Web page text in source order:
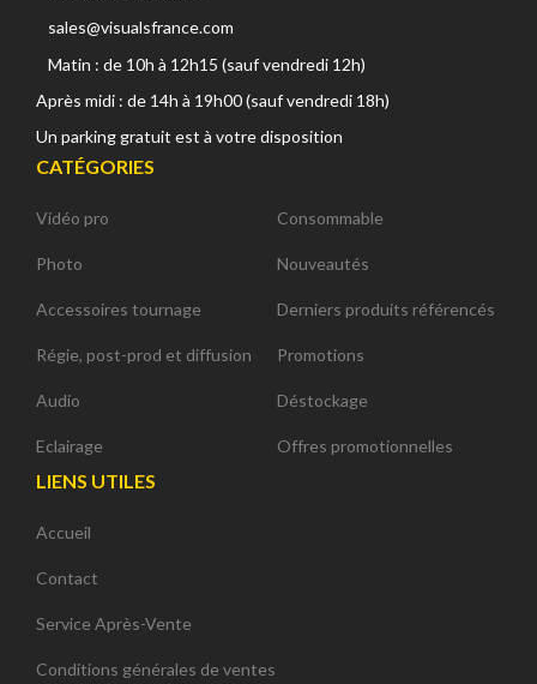
sales@visualsfrance.com
Matin : de 10h à 12h15 (sauf vendredi 12h)
Après midi : de 14h à 19h00 (sauf vendredi 18h)
Un parking gratuit est à votre disposition
CATÉGORIES
Vidéo pro
Photo
Accessoires tournage
Régie, post-prod et diffusion
Audio
Eclairage
Consommable
Nouveautés
Derniers produits référencés
Promotions
Déstockage
Offres promotionnelles
LIENS UTILES
Accueil
Contact
Service Après-Vente
Conditions générales de ventes